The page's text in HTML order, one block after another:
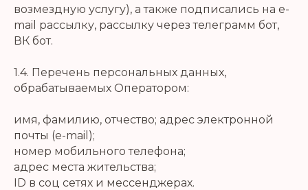
возмездную услугу), а также подписались на e-
mail рассылку, рассылку через телеграмм бот,
ВК бот.
1.4. Перечень персональных данных,
обрабатываемых Оператором:
имя, фамилию, отчество; адрес электронной
почты (e-mail);
номер мобильного телефона;
адрес места жительства;
ID в соц сетях и мессенджерах.